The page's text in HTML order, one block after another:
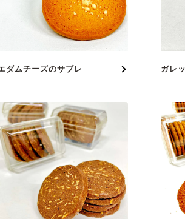
ダムチーズのサブレ ガレ